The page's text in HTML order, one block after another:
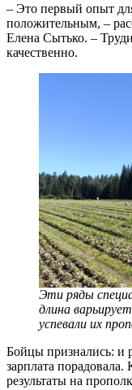
– Это первый опыт
положительным, –
Елена Сытько. –
качественно.
Эти ряды
длина
успевали их
Бойцы признались: и
зарплата порадовала.
результаты на